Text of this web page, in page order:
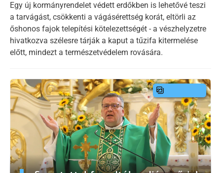
Egy új kormányrendelet védett erdőkben is lehetővé teszi
a tarvágást, csökkenti a vágásérettség korát, eltörli az
őshonos fajok telepítési kötelezettségét - a vészhelyzetre
hivatkozva szélesre tárják a kaput a tűzifa kitermelése
előtt, mindezt a természetvédelem rovására.